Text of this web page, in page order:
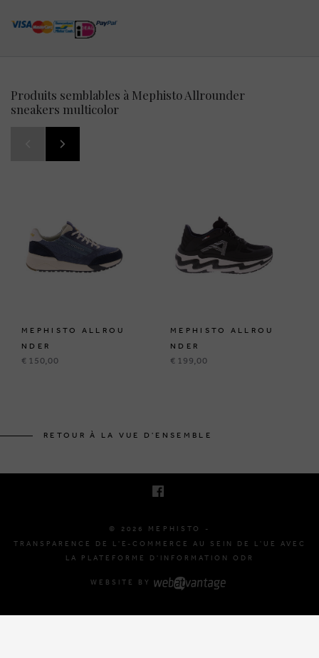
Produits semblables à Mephisto Allrounder
sneakers multicolor
MEPHISTO ALLROU
NDER
€ 150,00
MEPHISTO ALLROU
NDER
€ 199,00
RETOUR À LA VUE D'ENSEMBLE
© 2026 MEPHISTO -
TRANSPARENCE DE L'E-COMMERCE AU SEIN DE L'UE AVEC
LA PLATEFORME D'INFORMATION ODR
WEBSITE BY